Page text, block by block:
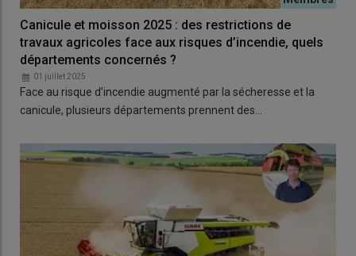
Canicule et moisson 2025 : des restrictions de
travaux agricoles face aux risques d’incendie, quels
départements concernés ?
01 juillet 2025
Face au risque d’incendie augmenté par la sécheresse et la
canicule, plusieurs départements prennent des…